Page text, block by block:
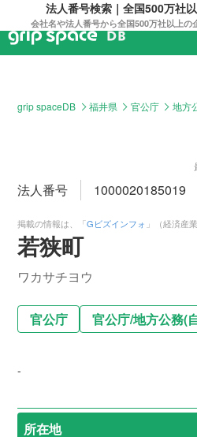
法人番号検索｜全国500万社
会社名や法人番号から全国500万社以上の
grip spaceDB 福井県 官公庁 地方
法人番号 1000020185019
掲載の情報は、「Gビズインフォ 」（経済産
若狭町
ワカサチヨウ
官公庁 官公庁/地方公務(
-
所在地